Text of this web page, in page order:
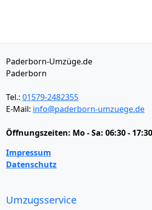
Paderborn-Umzüge.de
Paderborn
Tel.: 01579-2482355
E-Mail: info@paderborn-umzuege.de
Öffnungszeiten: Mo - Sa: 06:30 -
Impressum
Datenschutz
Umzugsservice